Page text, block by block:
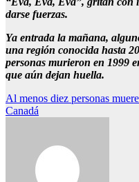
darse fuerzas.
Ya entrada la mañana,
una región conocida hasta
personas murieron en 1999
que aún dejan huella.
Navegación
de
Al menos diez personas
Canadá